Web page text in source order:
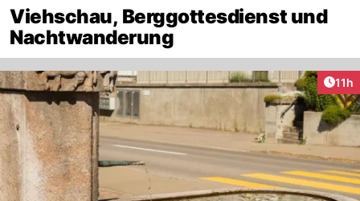
Viehschau, Berggottesdienst und
Nachtwanderung
11h